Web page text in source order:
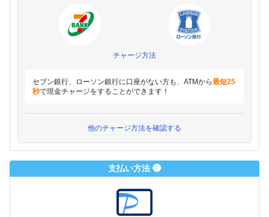
チャージ方法
セブン銀行、ローソン銀行に口座がない方も、ATMから最短25
秒で現金チャージをすることができます！
他のチャージ方法を確認する
支払い方法 ❷